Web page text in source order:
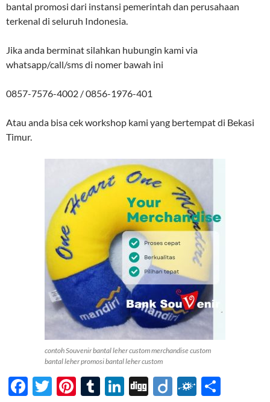
bantal promosi dari instansi pemerintah dan perusahaan
terkenal di seluruh Indonesia.
Jika anda berminat silahkan hubungin kami via
whatsapp/call/sms di nomer bawah ini
0857-7576-4002 / 0856-1976-401
Atau anda bisa cek workshop kami yang bertempat di Bekasi
Timur.
contoh Souvenir bantal leher custom merchandise custom
bantal leher promosi bantal leher custom
F
T
Pi T
Li
Di Di F